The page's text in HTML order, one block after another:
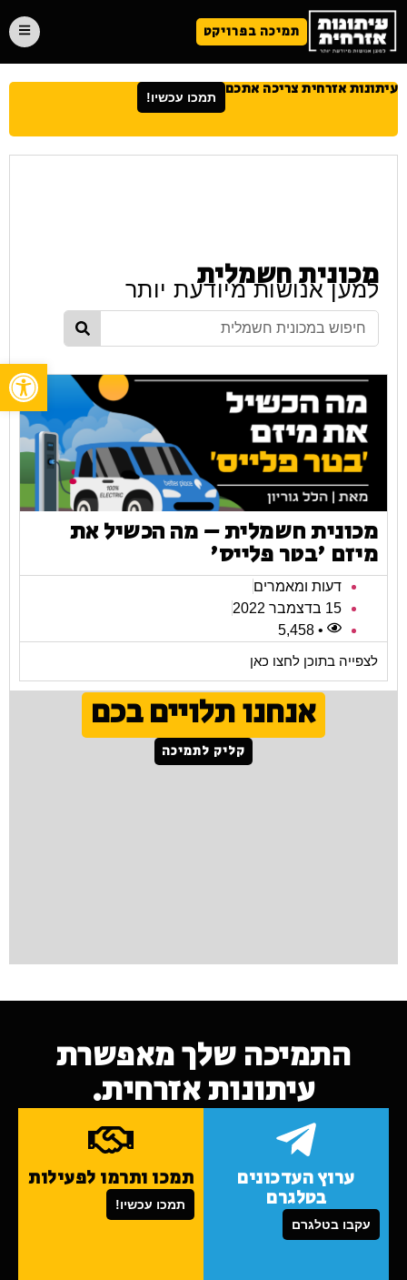
תמיכה בפרויקט
עיתונות אזרחית צריכה אתכם תמכו עכשיו!
מכונית חשמלית
למען אנושות מיודעת יותר
מכונית חשמלית – מה הכשיל את
מיזם 'בטר פלייס'
דעות ומאמרים
15 בדצמבר 2022
• 5,458
לצפייה בתוכן לחצו כאן
אנחנו תלויים בכם
קליק לתמיכה
התמיכה שלך מאפשרת
עיתונות אזרחית.
ערוץ העדכונים
בטלגרם
עקבו בטלגרם
תמכו ותרמו לפעילות
תמכו עכשיו!